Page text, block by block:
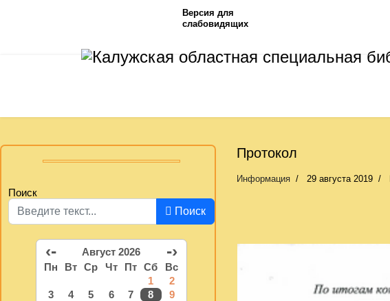
Версия для
слабовидящих
Поиск
Поиск
‹- Август 2026 -›
Пн Вт Ср Чт Пт Сб
Вс
1
2
3
4 5 6 7 8
9
Протокол
Информация 29 августа 2019